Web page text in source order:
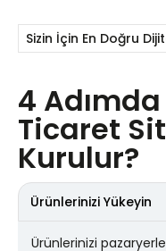
Sizin İçin En Doğru
4
Ticaret
Kurulur?
Ürünlerinizi Yükeyin
Ürünlerinizi